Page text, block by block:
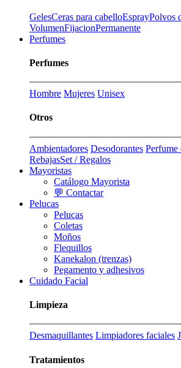
GelesCeras para cabelloEsprayPolvos
VolumenFijacionPermanente
Perfumes
Perfumes
Hombre Mujeres Unisex
Otros
Ambientadores Desodorantes Perfume
RebajasSet / Regalos
Mayoristas
Catálogo Mayorista
💬 Contactar
Pelucas
Pelucas
Coletas
Moños
Flequillos
Kanekalon (trenzas)
Pegamento y adhesivos
Cuidado Facial
Limpieza
Desmaquillantes Limpiadores faciales
Tratamientos